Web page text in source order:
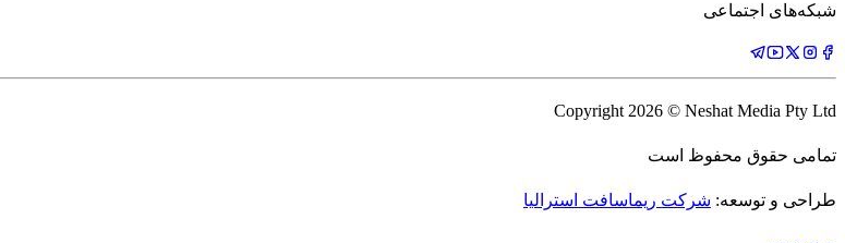
شبکه‌های اجتماعی
Copyright 2026 © Neshat Media Pty Ltd
تمامی حقوق محفوظ است
طراحی و توسعه: شرکت ریماسافت استرالیا